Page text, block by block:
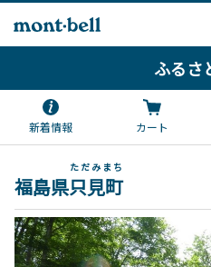
ふるさ
新着情報 カート
福島県只見町
ただみまち